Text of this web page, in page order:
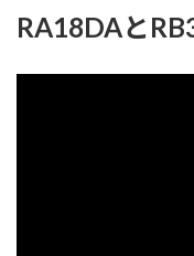
RA18DAと